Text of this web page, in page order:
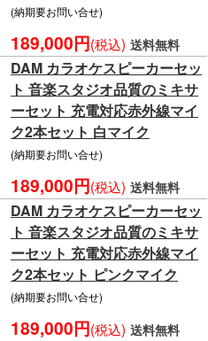
(納期要お問い合せ)
189,000円(税込) 送料無料
DAM カラオケスピーカーセッ
ト 音楽スタジオ品質のミキサ
ーセット 充電対応赤外線マイ
ク2本セット 白マイク
(納期要お問い合せ)
189,000円(税込) 送料無料
DAM カラオケスピーカーセッ
ト 音楽スタジオ品質のミキサ
ーセット 充電対応赤外線マイ
ク2本セット ピンクマイク
(納期要お問い合せ)
189,000円(税込) 送料無料